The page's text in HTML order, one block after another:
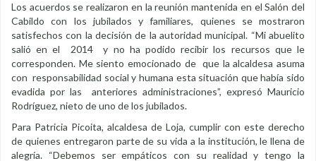
Los acuerdos se realizaron en la reunión mantenida en el Salón del
Cabildo con los jubilados y familiares, quienes se mostraron
satisfechos con la decisión de la autoridad municipal. “Mi abuelito
salió en el 2014 y no ha podido recibir los recursos que le
corresponden. Me siento emocionado de que la alcaldesa asuma
con responsabilidad social y humana esta situación que había sido
evadida por las anteriores administraciones”, expresó Mauricio
Rodríguez, nieto de uno de los jubilados.
Para Patricia Picoita, alcaldesa de Loja, cumplir con este derecho
de quienes entregaron parte de su vida a la institución, le llena de
alegría. “Debemos ser empáticos con su realidad y tengo la